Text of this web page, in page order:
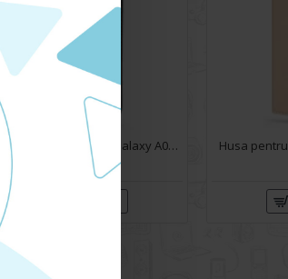
Husa pentru Samsung Galaxy A05s - Carte X-Power Negru
59.90 lei